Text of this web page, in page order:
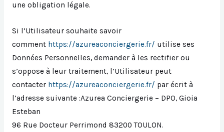
une obligation légale.
Si l’Utilisateur souhaite savoir
comment https://azureaconciergerie.fr/ utilise ses
Données Personnelles, demander à les rectifier ou
s’oppose à leur traitement, l’Utilisateur peut
contacter https://azureaconciergerie.fr/ par écrit à
l’adresse suivante :Azurea Conciergerie – DPO, Gioia
Esteban
96 Rue Docteur Perrimond 83200 TOULON.